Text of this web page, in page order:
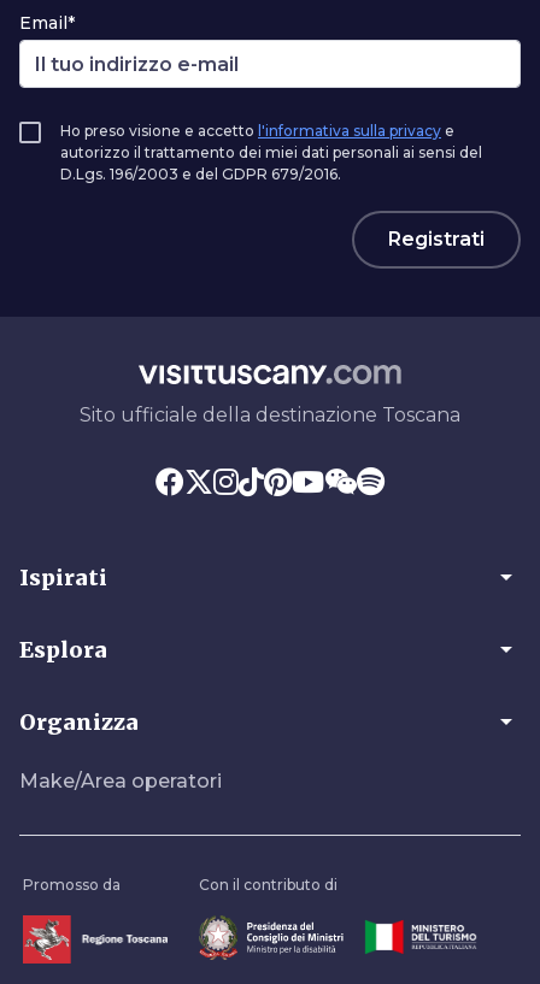
Email*
Ho preso visione e accetto l'informativa sulla privacy e
autorizzo il trattamento dei miei dati personali ai sensi del
D.Lgs. 196/2003 e del GDPR 679/2016.
Registrati
Sito ufficiale della destinazione Toscana
Ispirati arrow_drop_down
Esplora arrow_drop_down
Organizza arrow_drop_down
Make/Area operatori
Promosso da Con il contributo di